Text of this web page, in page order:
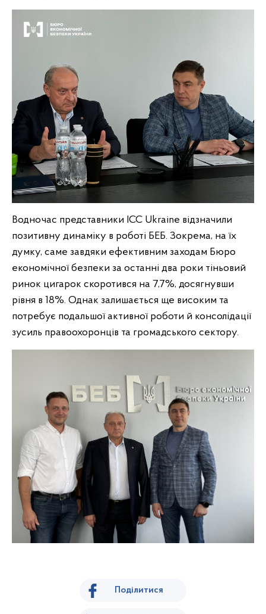
Водночас представники ІСС Ukraine відзначили
позитивну динаміку в роботі БЕБ. Зокрема, на їх
думку, саме завдяки ефективним заходам Бюро
економічної безпеки за останні два роки тіньовий
ринок цигарок скоротився на 7,7%, досягнувши
рівня в 18%. Однак залишається ще високим та
потребує подальшої активної роботи й консолідації
зусиль правоохоронців та громадського сектору.
Поділитися